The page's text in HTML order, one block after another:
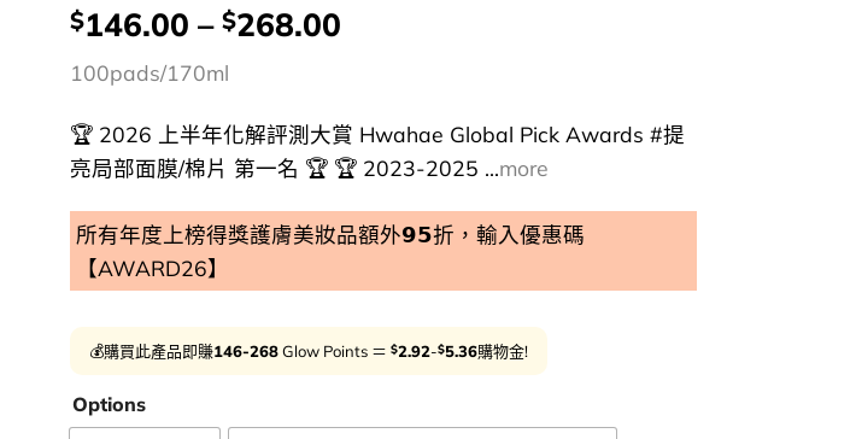
價
$146.00 – $268.00
100pads/170ml
🏆 2026 上半年化解評測大賞 Hwahae Global Pick Awards #提
亮局部面膜/棉片 第一名 🏆 🏆 2023-2025 ...more
所有年度上榜得獎護膚美妝品額外𝟵𝟱折，輸入優惠碼
【AWARD26】
💰購買此產品即賺146-268Glow Points ＝ $2.92-$5.36購物金!
Options